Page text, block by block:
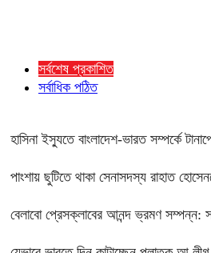
সর্বশেষ প্রকাশিত
সর্বাধিক পঠিত
হাসিনা ইস্যুতে বাংলাদেশ-ভারত সম্পর্কে
পাংশায় ছুটিতে থাকা সেনাসদস্য রাহাত
বেলাবো প্রেসক্লাবের আনন্দ ভ্রমণ সম্পন্ন: